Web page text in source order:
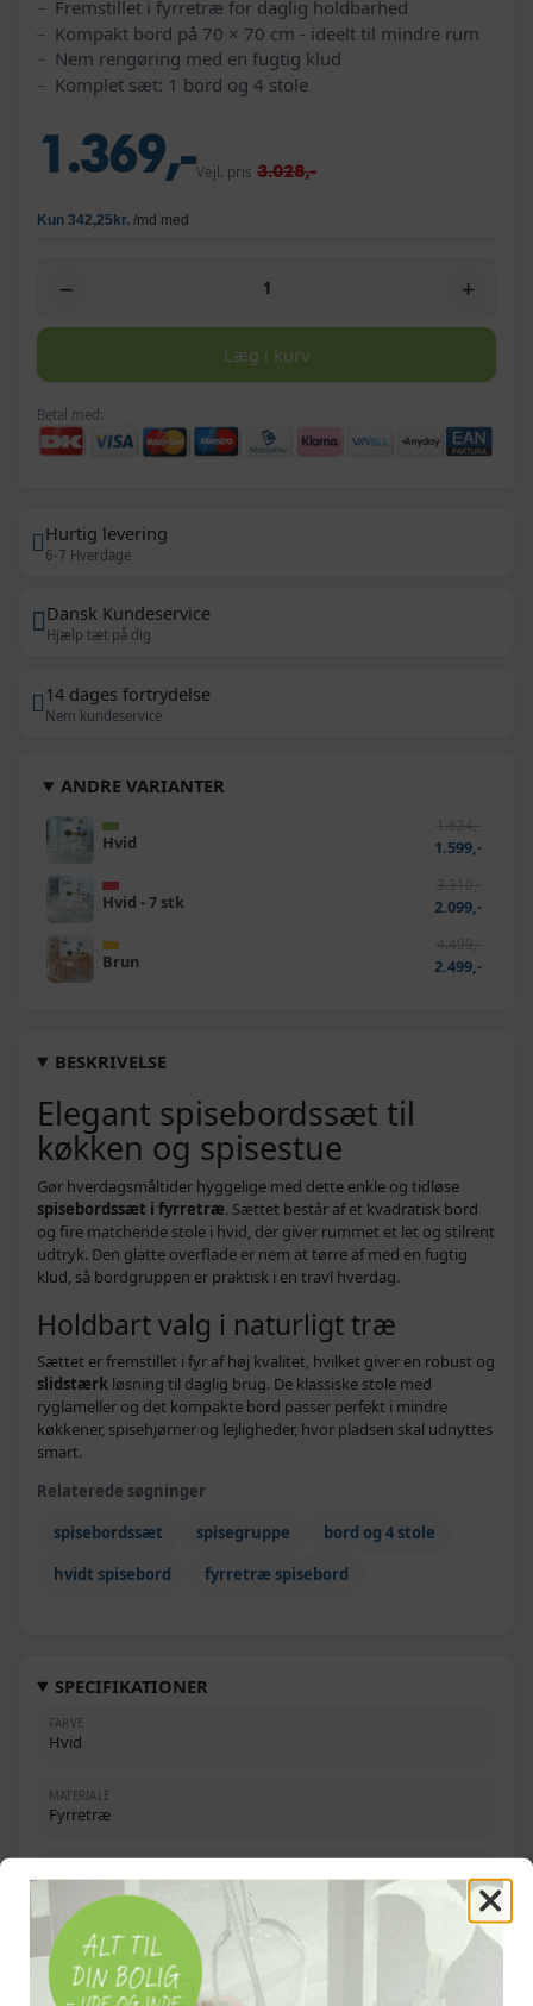
Fremstillet i fyrretræ for daglig holdbarhed
Kompakt bord på 70 × 70 cm - ideelt til mindre rum
Nem rengøring med en fugtig klud
Komplet sæt: 1 bord og 4 stole
1.369,-Vejl. pris 3.028,-
− +
Læg i kurv
Betal med:
Hurtig levering
6-7 Hverdage
Dansk Kundeservice
Hjælp tæt på dig
14 dages fortrydelse
Nem kundeservice
BESKRIVELSE
Elegant spisebordssæt til
køkken og spisestue
Gør hverdagsmåltider hyggelige med dette enkle og tidløse
spisebordssæt i fyrretræ. Sættet består af et kvadratisk bord
og fire matchende stole i hvid, der giver rummet et let og stilrent
udtryk. Den glatte overflade er nem at tørre af med en fugtig
klud, så bordgruppen er praktisk i en travl hverdag.
Holdbart valg i naturligt træ
Sættet er fremstillet i fyr af høj kvalitet, hvilket giver en robust og
slidstærk løsning til daglig brug. De klassiske stole med
ryglameller og det kompakte bord passer perfekt i mindre
køkkener, spisehjørner og lejligheder, hvor pladsen skal udnyttes
smart.
Relaterede søgninger
spisebordssæt
spisegruppe
bord og 4 stole
hvidt spisebord
fyrretræ spisebord
SPECIFIKATIONER
FARVE
Hvid
MATERIALE
Fyrretræ
70 × 70 × 73,8 cm
STOL - MÅL (B × D × H)
41 × 47 × 86,5 cm
ANDRE VARIANTER
Hvid
1.624,-
1.599,-
Hvid - 7 stk
3.310,-
2.099,-
Brun
4.499,-
2.499,-